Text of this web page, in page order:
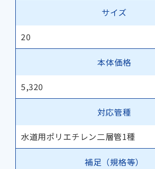
サイズ
20
本体価格
5,320
対応管種
水道用ポリエチレン二層管1種
補足（規格等）